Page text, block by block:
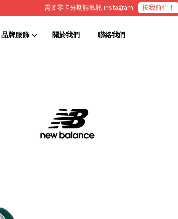
需要零卡分期請私訊 instagram 按我前往！
品牌服飾 關於我們 聯絡我們